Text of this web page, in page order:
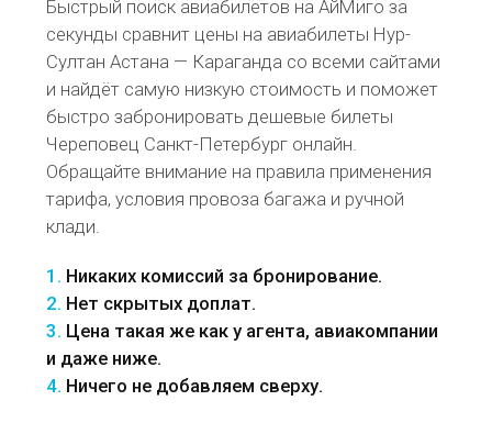
Быстрый поиск авиабилетов на АйМиго за
секунды сравнит цены на авиабилеты Нур-
Султан Астана — Караганда со всеми сайтами
и найдёт самую низкую стоимость и поможет
быстро забронировать дешевые билеты
Череповец Санкт-Петербург онлайн.
Обращайте внимание на правила применения
тарифа, условия провоза багажа и ручной
клади.
1. Никаких комиссий за бронирование.
2. Нет скрытых доплат.
3. Цена такая же как у агента, авиакомпании
и даже ниже.
4. Ничего не добавляем сверху.